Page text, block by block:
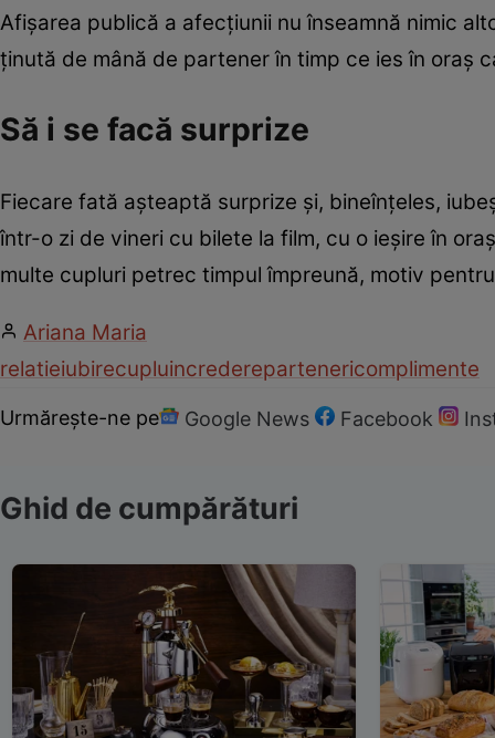
Afişarea publică a afecţiunii nu înseamnă nimic
ţinută de mână de partener în timp ce ies în oraş
Să i se facă surprize
Fiecare fată aşteaptă surprize şi, bineînţeles,
într-o zi de vineri cu bilete la film, cu o ieşire în
multe cupluri petrec timpul împreună, motiv
Ariana Maria
relatieiubirecupluincrederepartenericomplimente
Urmărește-ne pe Google News Facebook
Ghid de cumpărături